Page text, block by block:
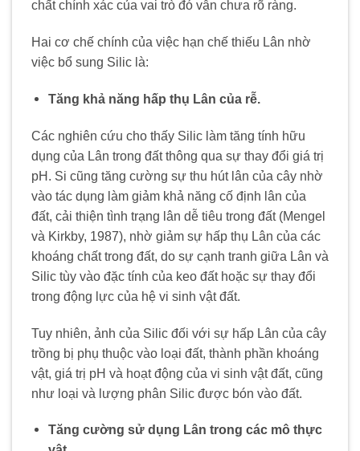
chất chính xác của vai trò đó vẫn chưa rõ ràng.
Hai cơ chế chính của việc hạn chế thiếu Lân nhờ
việc bổ sung Silic là:
Tăng khả năng hấp thụ Lân của rễ.
Các nghiên cứu cho thấy Silic làm tăng tính hữu
dụng của Lân trong đất thông qua sự thay đổi giá trị
pH. Si cũng tăng cường sự thu hút lân của cây nhờ
vào tác dụng làm giảm khả năng cố định lân của
đất, cải thiện tình trạng lân dễ tiêu trong đất (Mengel
và Kirkby, 1987), nhờ giảm sự hấp thụ Lân của các
khoáng chất trong đất, do sự cạnh tranh giữa Lân và
Silic tùy vào đặc tính của keo đất hoặc sự thay đổi
trong động lực của hệ vi sinh vật đất.
Tuy nhiên, ảnh của Silic đối với sự hấp Lân của cây
trồng bị phụ thuộc vào loại đất, thành phần khoáng
vật, giá trị pH và hoạt động của vi sinh vật đất, cũng
như loại và lượng phân Silic được bón vào đất.
Tăng cường sử dụng Lân trong các mô thực